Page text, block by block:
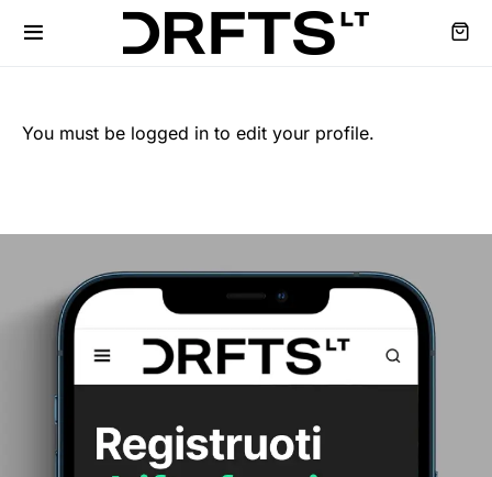
You must be logged in to edit your profile.